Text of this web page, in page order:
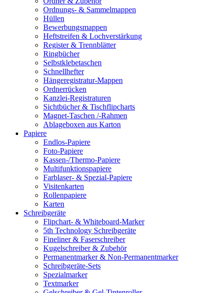
Ordnungs- & Sammelmappen
Hüllen
Bewerbungsmappen
Heftstreifen & Lochverstärkung
Register & Trennblätter
Ringbücher
Selbstklebetaschen
Schnellhefter
Hängeregistratur-Mappen
Ordnerrücken
Kanzlei-Registraturen
Sichtbücher & Tischflipcharts
Magnet-Taschen /-Rahmen
Ablageboxen aus Karton
Papiere
Endlos-Papiere
Foto-Papiere
Kassen-/Thermo-Papiere
Multifunktionspapiere
Farblaser- & Spezial-Papiere
Visitenkarten
Rollenpapiere
Karten
Schreibgeräte
Flipchart- & Whiteboard-Marker
5th Technology Schreibgeräte
Fineliner & Faserschreiber
Kugelschreiber & Zubehör
Permanentmarker & Non-Permanentmarker
Schreibgeräte-Sets
Spezialmarker
Textmarker